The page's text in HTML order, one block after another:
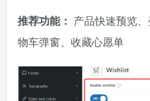
推荐功能： 产品快速预览
物车弹窗、收藏心愿单